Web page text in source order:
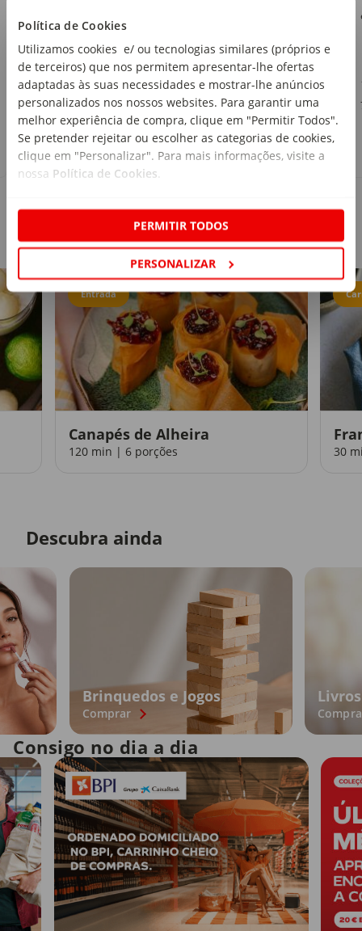
Política de Cookies
Utilizamos cookies e/ ou tecnologias similares (próprios e
de terceiros) que nos permitem apresentar-lhe ofertas
adaptadas às suas necessidades e mostrar-lhe anúncios
personalizados nos nossos websites. Para garantir uma
melhor experiência de compra, clique em "Permitir Todos".
Se pretender rejeitar ou escolher as categorias de cookies,
clique em "Personalizar". Para mais informações, visite a
nossa Política de Cookies
PERMITIR TODOS
PERSONALIZAR
1 ,79€
7,16€/kg
Receitas
Entrada
Canapés de Alheira
120 min | 6 porções 30
Descubra ainda
Brinquedos e Jogos
Comprar
Livros
Consigo no dia a dia